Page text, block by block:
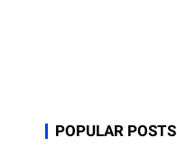
POPULAR POSTS